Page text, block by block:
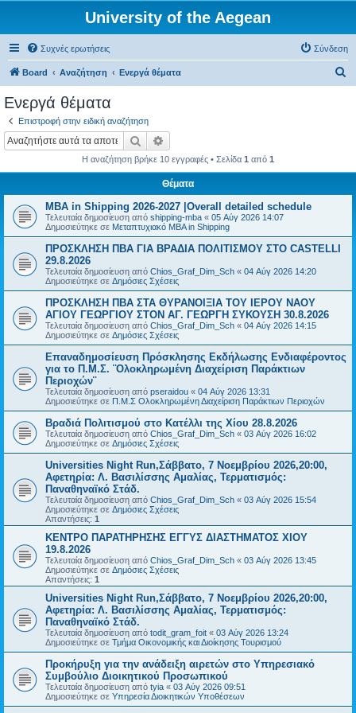
University of the Aegean
Συχνές ερωτήσεις Σύνδεση
Board Αναζήτηση Ενεργά θέματα
Ενεργά θέματα
Επιστροφή στην ειδική αναζήτηση
Αναζήτηση
Η αναζήτηση βρήκε 10 εγγραφές • Σελίδα 1 από 1
Θέματα
MBA in Shipping 2026-2027 |Overall detailed schedule
Τελευταία δημοσίευση από shipping-mba « 05 Αύγ 2026 14:07
Δημοσιεύτηκε σε Μεταπτυχιακό MBA in Shipping
ΠΡΟΣΚΛΗΣΗ ΠΒΑ ΓΙΑ ΒΡΑΔΙΑ ΠΟΛΙΤΙΣΜΟΥ ΣΤΟ CASTELLI
29.8.2026
Τελευταία δημοσίευση από Chios_Graf_Dim_Sch « 04 Αύγ 2026 14:20
Δημοσιεύτηκε σε Δημόσιες Σχέσεις
ΠΡΟΣΚΛΗΣΗ ΠΒΑ ΣΤΑ ΘΥΡΑΝΟΙΞΙΑ ΤΟΥ ΙΕΡΟΥ ΝΑΟΥ
ΑΓΙΟΥ ΓΕΩΡΓΙΟΥ ΣΤΟΝ ΑΓ. ΓΕΩΡΓΗ ΣΥΚΟΥΣΗ 30.8.2026
Τελευταία δημοσίευση από Chios_Graf_Dim_Sch « 04 Αύγ 2026 14:15
Δημοσιεύτηκε σε Δημόσιες Σχέσεις
Επαναδημοσίευση Πρόσκλησης Εκδήλωσης Ενδιαφέροντος
για το Π.Μ.Σ. ¨Ολοκληρωμένη Διαχείριση Παράκτιων
Περιοχών¨
Τελευταία δημοσίευση από pseraidou « 04 Αύγ 2026 13:31
Δημοσιεύτηκε σε Π.Μ.Σ Ολοκληρωμένη Διαχείριση Παράκτιων Περιοχών
Βραδιά Πολιτισμού στο Κατέλλι της Χίου 28.8.2026
Τελευταία δημοσίευση από Chios_Graf_Dim_Sch « 03 Αύγ 2026 16:02
Δημοσιεύτηκε σε Δημόσιες Σχέσεις
Universities Night Run,Σάββατο, 7 Νοεμβρίου 2026,20:00,
Αφετηρία: Λ. Βασιλίσσης Αμαλίας, Τερματισμός:
Παναθηναϊκό Στάδ.
Τελευταία δημοσίευση από Chios_Graf_Dim_Sch « 03 Αύγ 2026 15:54
Δημοσιεύτηκε σε Δημόσιες Σχέσεις
Απαντήσεις: 1
ΚΕΝΤΡΟ ΠΑΡΑΤΗΡΗΣΗΣ ΕΓΓΥΣ ΔΙΑΣΤΗΜΑΤΟΣ ΧΙΟΥ
19.8.2026
Τελευταία δημοσίευση από Chios_Graf_Dim_Sch « 03 Αύγ 2026 13:45
Δημοσιεύτηκε σε Δημόσιες Σχέσεις
Απαντήσεις: 1
Universities Night Run,Σάββατο, 7 Νοεμβρίου 2026,20:00,
Αφετηρία: Λ. Βασιλίσσης Αμαλίας, Τερματισμός:
Παναθηναϊκό Στάδ.
Τελευταία δημοσίευση από todit_gram_foit « 03 Αύγ 2026 13:24
Δημοσιεύτηκε σε Τμήμα Οικονομικής και Διοίκησης Τουρισμού
Προκήρυξη για την ανάδειξη αιρετών στο Υπηρεσιακό
Συμβούλιο Διοικητικού Προσωπικού
Τελευταία δημοσίευση από tyia « 03 Αύγ 2026 09:51
Δημοσιεύτηκε σε Υπηρεσία Διοικητικών Υποθέσεων